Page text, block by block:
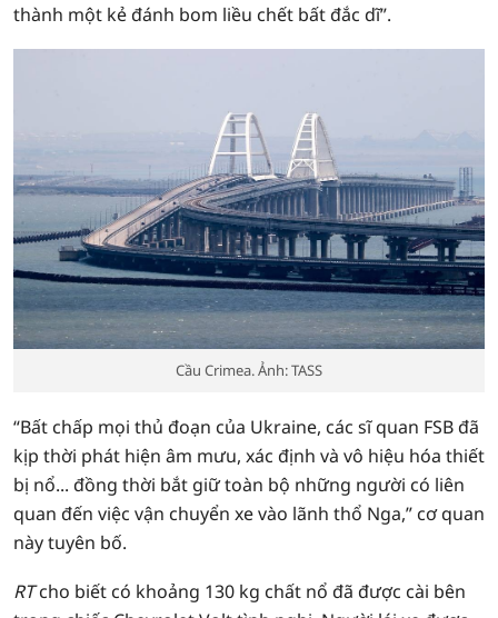
thành một kẻ đánh bom liều chết bất đắc dĩ”.
Cầu Crimea. Ảnh: TASS
“Bất chấp mọi thủ đoạn của Ukraine, các sĩ quan FSB đã
kịp thời phát hiện âm mưu, xác định và vô hiệu hóa thiết
bị nổ... đồng thời bắt giữ toàn bộ những người có liên
quan đến việc vận chuyển xe vào lãnh thổ Nga,” cơ quan
này tuyên bố.
RTcho biết có khoảng 130 kg chất nổ đã được cài bên